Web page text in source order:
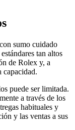
sumo cuidado
tan altos
de Rolex y, a
capacidad.
puede ser limitada.
a través de los
habituales y
y las ventas a sus